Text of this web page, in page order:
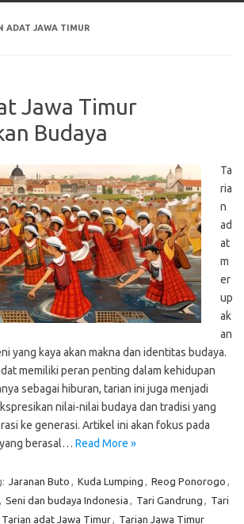
ADAT JAWA TIMUR
Jawa Timur
Budaya
Ta
ria
n
ad
at
m
er
up
ak
an
yang kaya akan makna dan identitas budaya.
memiliki peran penting dalam kehidupan
sebagai hiburan, tarian ini juga menjadi
nilai-nilai budaya dan tradisi yang
ke generasi. Artikel ini akan fokus pada
berasal… Read More »
Jaranan Buto , Kuda Lumping , Reog Ponorogo ,
, Seni dan budaya Indonesia , Tari Gandrung , Tari
Tarian adat Jawa Timur, Tarian Jawa Timur